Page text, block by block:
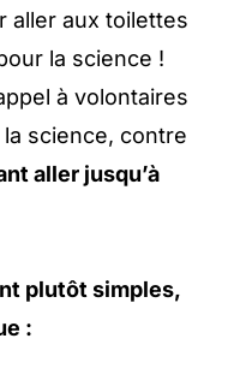
aller aux toilettes
la science !
à volontaires
science, contre
aller jusqu’à
plutôt simples,
: